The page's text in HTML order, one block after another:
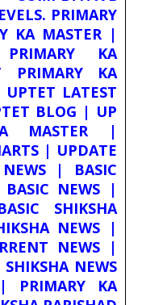
PRIMARY
KA MASTER |
PRIMARY KA
PRIMARY KA
LATEST
BLOG | UP
MASTER |
| UPDATE
| BASIC
NEWS |
SHIKSHA
NEWS |
NEWS |
NEWS
PRIMARY KA